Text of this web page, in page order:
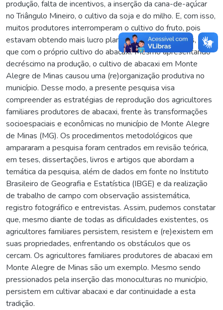
produção, falta de incentivos, a inserção da cana-de-açúcar
no Triângulo Mineiro, o cultivo da soja e do milho. E, com isso,
muitos produtores interromperam o cultivo do fruto, pois
estavam obtendo mais lucro plantando outras lavouras, do
que com o próprio cultivo do abacaxi. Mesmo apresentando
decréscimo na produção, o cultivo de abacaxi em Monte
Alegre de Minas causou uma (re)organização produtiva no
município. Desse modo, a presente pesquisa visa
compreender as estratégias de reprodução dos agricultores
familiares produtores de abacaxi, frente às transformações
socioespaciais e econômicas no município de Monte Alegre
de Minas (MG). Os procedimentos metodológicos que
ampararam a pesquisa foram centrados em revisão teórica,
em teses, dissertações, livros e artigos que abordam a
temática da pesquisa, além de dados em fonte no Instituto
Brasileiro de Geografia e Estatística (IBGE) e da realização
de trabalho de campo com observação assistemática,
registro fotográfico e entrevistas. Assim, pudemos constatar
que, mesmo diante de todas as dificuldades existentes, os
agricultores familiares persistem, resistem e (re)existem em
suas propriedades, enfrentando os obstáculos que os
cercam. Os agricultores familiares produtores de abacaxi em
Monte Alegre de Minas são um exemplo. Mesmo sendo
pressionados pela inserção das monoculturas no município,
persistem em cultivar abacaxi e dar continuidade a esta
tradição.